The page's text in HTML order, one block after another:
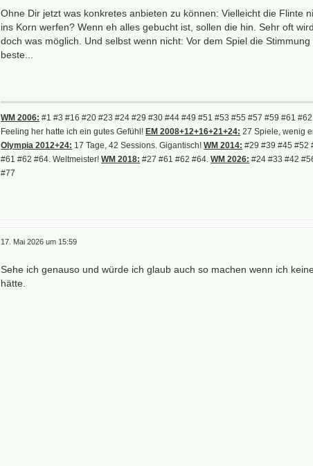
Ohne Dir jetzt was konkretes anbieten zu können: Vielleicht die Flinte
ins Korn werfen? Wenn eh alles gebucht ist, sollen die hin. Sehr oft
doch was möglich. Und selbst wenn nicht: Vor dem Spiel die
beste...
WM 2006: #1 #3 #16 #20 #23 #24 #29 #30 #44 #49 #51 #53 #55 #57 #59 #61
Feeling her hatte ich ein gutes Gefühl! EM 2008+12+16+21+24: 27 Spiele, wenig
Olympia 2012+24: 17 Tage, 42 Sessions. Gigantisch!WM 2014: #29 #39 #45 #52
#61 #62 #64. Weltmeister!WM 2018: #27 #61 #62 #64.WM 2026: #24 #33 #42
#77
17. Mai 2026 um 15:59
Sehe ich genauso und würde ich glaub auch so machen wenn ich
hätte.